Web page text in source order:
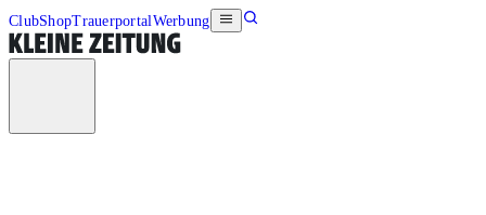
ClubShopTrauerportalWerbung